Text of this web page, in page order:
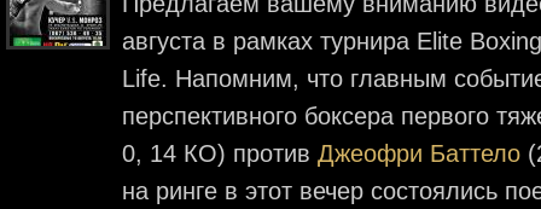
августа в рамках турнира Elite
Life. Напомним, что главным
перспективного боксера первого
0, 14 КО) против Джеофри Баттело
на ринге в этот вечер состоялись